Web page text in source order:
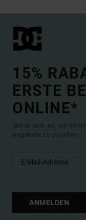
15%
ERSTE
ONLINE*
Melde dich an, um
Angebote zu erhalten.
ANMELDEN